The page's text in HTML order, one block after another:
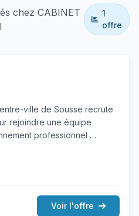
chez CABINET
1
offre
ville de Sousse recrute
rejoindre une équipe
professionnel …
Voir l'offre